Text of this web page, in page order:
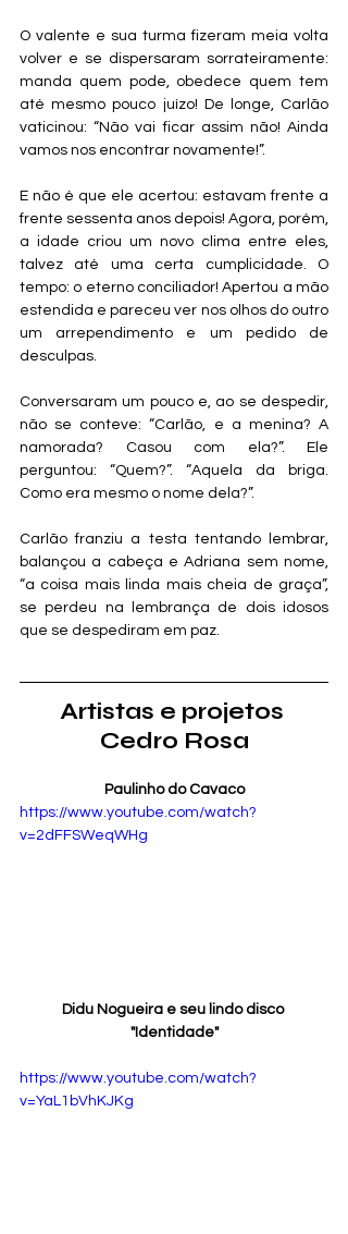
O valente e sua turma fizeram meia volta
volver e se dispersaram sorrateiramente:
manda quem pode, obedece quem tem
até mesmo pouco juízo! De longe, Carlão
vaticinou: “Não vai ficar assim não! Ainda
vamos nos encontrar novamente!”.
E não é que ele acertou: estavam frente a
frente sessenta anos depois! Agora, porém,
a idade criou um novo clima entre eles,
talvez até uma certa cumplicidade. O
tempo: o eterno conciliador! Apertou a mão
estendida e pareceu ver nos olhos do outro
um arrependimento e um pedido de
desculpas.
Conversaram um pouco e, ao se despedir,
não se conteve: “Carlão, e a menina? A
namorada? Casou com ela?”. Ele
perguntou: “Quem?”. “Aquela da briga.
Como era mesmo o nome dela?”.
Carlão franziu a testa tentando lembrar,
balançou a cabeça e Adriana sem nome,
“a coisa mais linda mais cheia de graça”,
se perdeu na lembrança de dois idosos
que se despediram em paz.
Artistas e projetos
Cedro Rosa
Paulinho do Cavaco
https://www.youtube.com/watch?
v=2dFFSWeqWHg
Didu Nogueira e seu lindo disco
"Identidade"
https://www.youtube.com/watch?
v=YaL1bVhKJKg